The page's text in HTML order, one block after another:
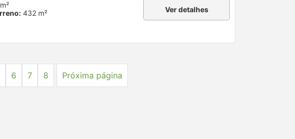
432 m² Ver detalhes
6 7 8 Próxima página